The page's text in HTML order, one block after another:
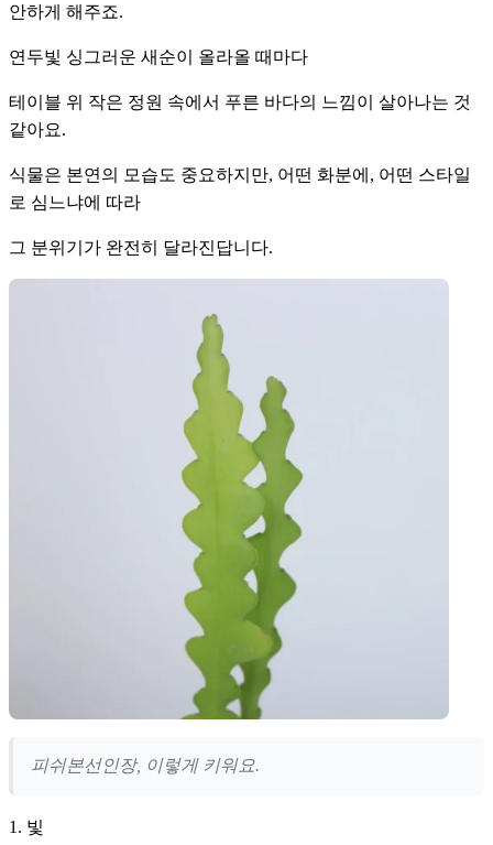
안하게 해주죠.
연두빛 싱그러운 새순이 올라올 때마다
테이블 위 작은 정원 속에서 푸른 바다의 느낌이 살아나는 것
같아요.
식물은 본연의 모습도 중요하지만, 어떤 화분에, 어떤 스타일
로 심느냐에 따라
그 분위기가 완전히 달라진답니다.
피쉬본선인장, 이렇게 키워요.
1. 빛